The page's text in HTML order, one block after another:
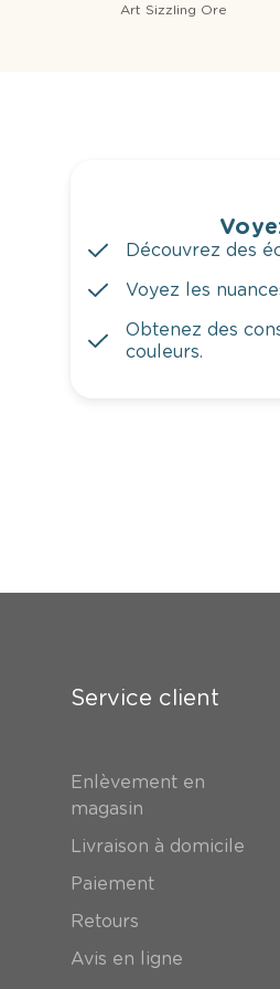
Art Sizzling Ore
Découvrez des
Voyez les
Obtenez des
couleurs.
Service client
Enlèvement en
magasin
Livraison à domicile
Paiement
Retours
Avis en ligne